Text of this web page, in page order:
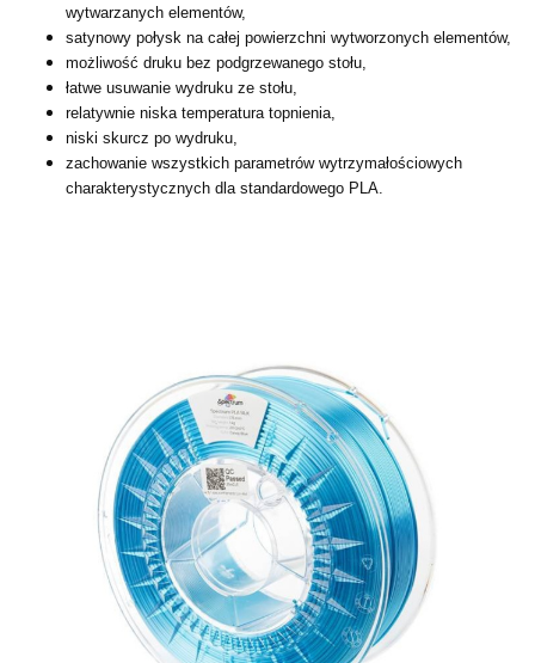
wytwarzanych elementów,
satynowy połysk na całej powierzchni wytworzonych elementów,
możliwość druku bez podgrzewanego stołu,
łatwe usuwanie wydruku ze stołu,
relatywnie niska temperatura topnienia,
niski skurcz po wydruku,
zachowanie wszystkich parametrów wytrzymałościowych
charakterystycznych dla standardowego PLA.